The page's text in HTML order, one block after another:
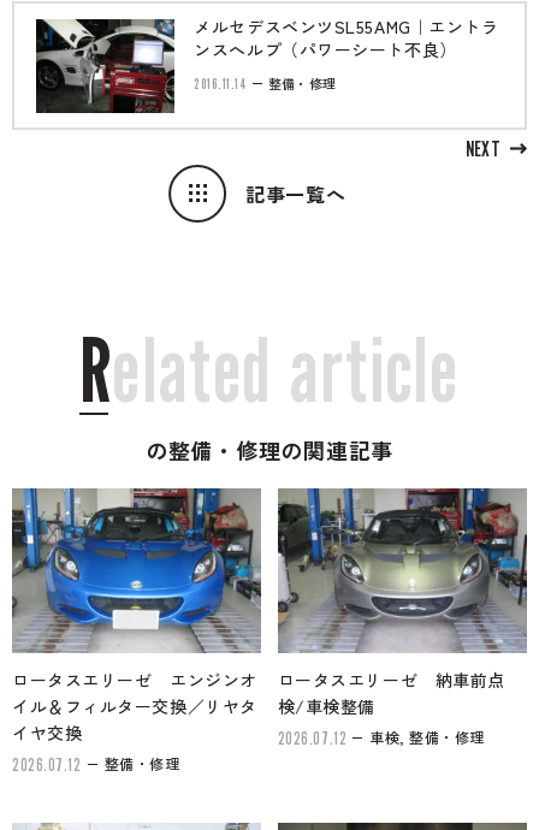
記事一覧へ
NEXT
メルセデスベンツSL55AMG｜エントラ
ンスへルプ（パワーシート不良）
2016.11.14 整備・修理
Related article
の整備・修理の関連記事
ロータスエリーゼ エンジンオ
イル＆フィルター交換／リヤタ
イヤ交換
2026.07.12 整備・修理
ロータスエリーゼ 納車前点
検/車検整備
2026.07.12 車検, 整備・修理